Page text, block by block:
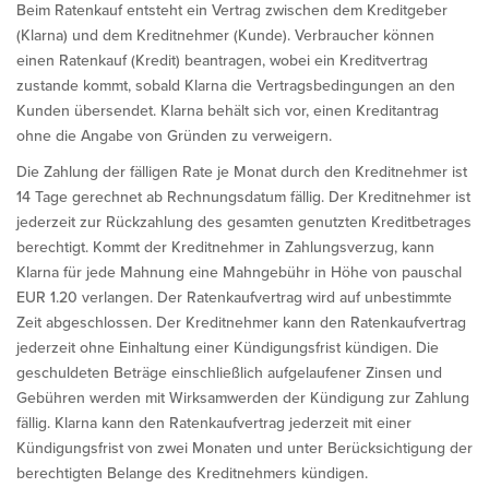
Beim Ratenkauf entsteht ein Vertrag zwischen dem Kreditgeber
(Klarna) und dem Kreditnehmer (Kunde). Verbraucher können
einen Ratenkauf (Kredit) beantragen, wobei ein Kreditvertrag
zustande kommt, sobald Klarna die Vertragsbedingungen an den
Kunden übersendet. Klarna behält sich vor, einen Kreditantrag
ohne die Angabe von Gründen zu verweigern.
Die Zahlung der fälligen Rate je Monat durch den Kreditnehmer ist
14 Tage gerechnet ab Rechnungsdatum fällig. Der Kreditnehmer ist
jederzeit zur Rückzahlung des gesamten genutzten Kreditbetrages
berechtigt. Kommt der Kreditnehmer in Zahlungsverzug, kann
Klarna für jede Mahnung eine Mahngebühr in Höhe von pauschal
EUR 1.20 verlangen. Der Ratenkaufvertrag wird auf unbestimmte
Zeit abgeschlossen. Der Kreditnehmer kann den Ratenkaufvertrag
jederzeit ohne Einhaltung einer Kündigungsfrist kündigen. Die
geschuldeten Beträge einschließlich aufgelaufener Zinsen und
Gebühren werden mit Wirksamwerden der Kündigung zur Zahlung
fällig. Klarna kann den Ratenkaufvertrag jederzeit mit einer
Kündigungsfrist von zwei Monaten und unter Berücksichtigung der
berechtigten Belange des Kreditnehmers kündigen.